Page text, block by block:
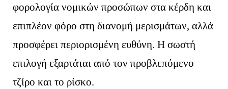
φορολογία νομικών προσώπων στα κέρδη και
επιπλέον φόρο στη διανομή μερισμάτων, αλλά
προσφέρει περιορισμένη ευθύνη. Η σωστή
επιλογή εξαρτάται από τον προβλεπόμενο
τζίρο και το ρίσκο.